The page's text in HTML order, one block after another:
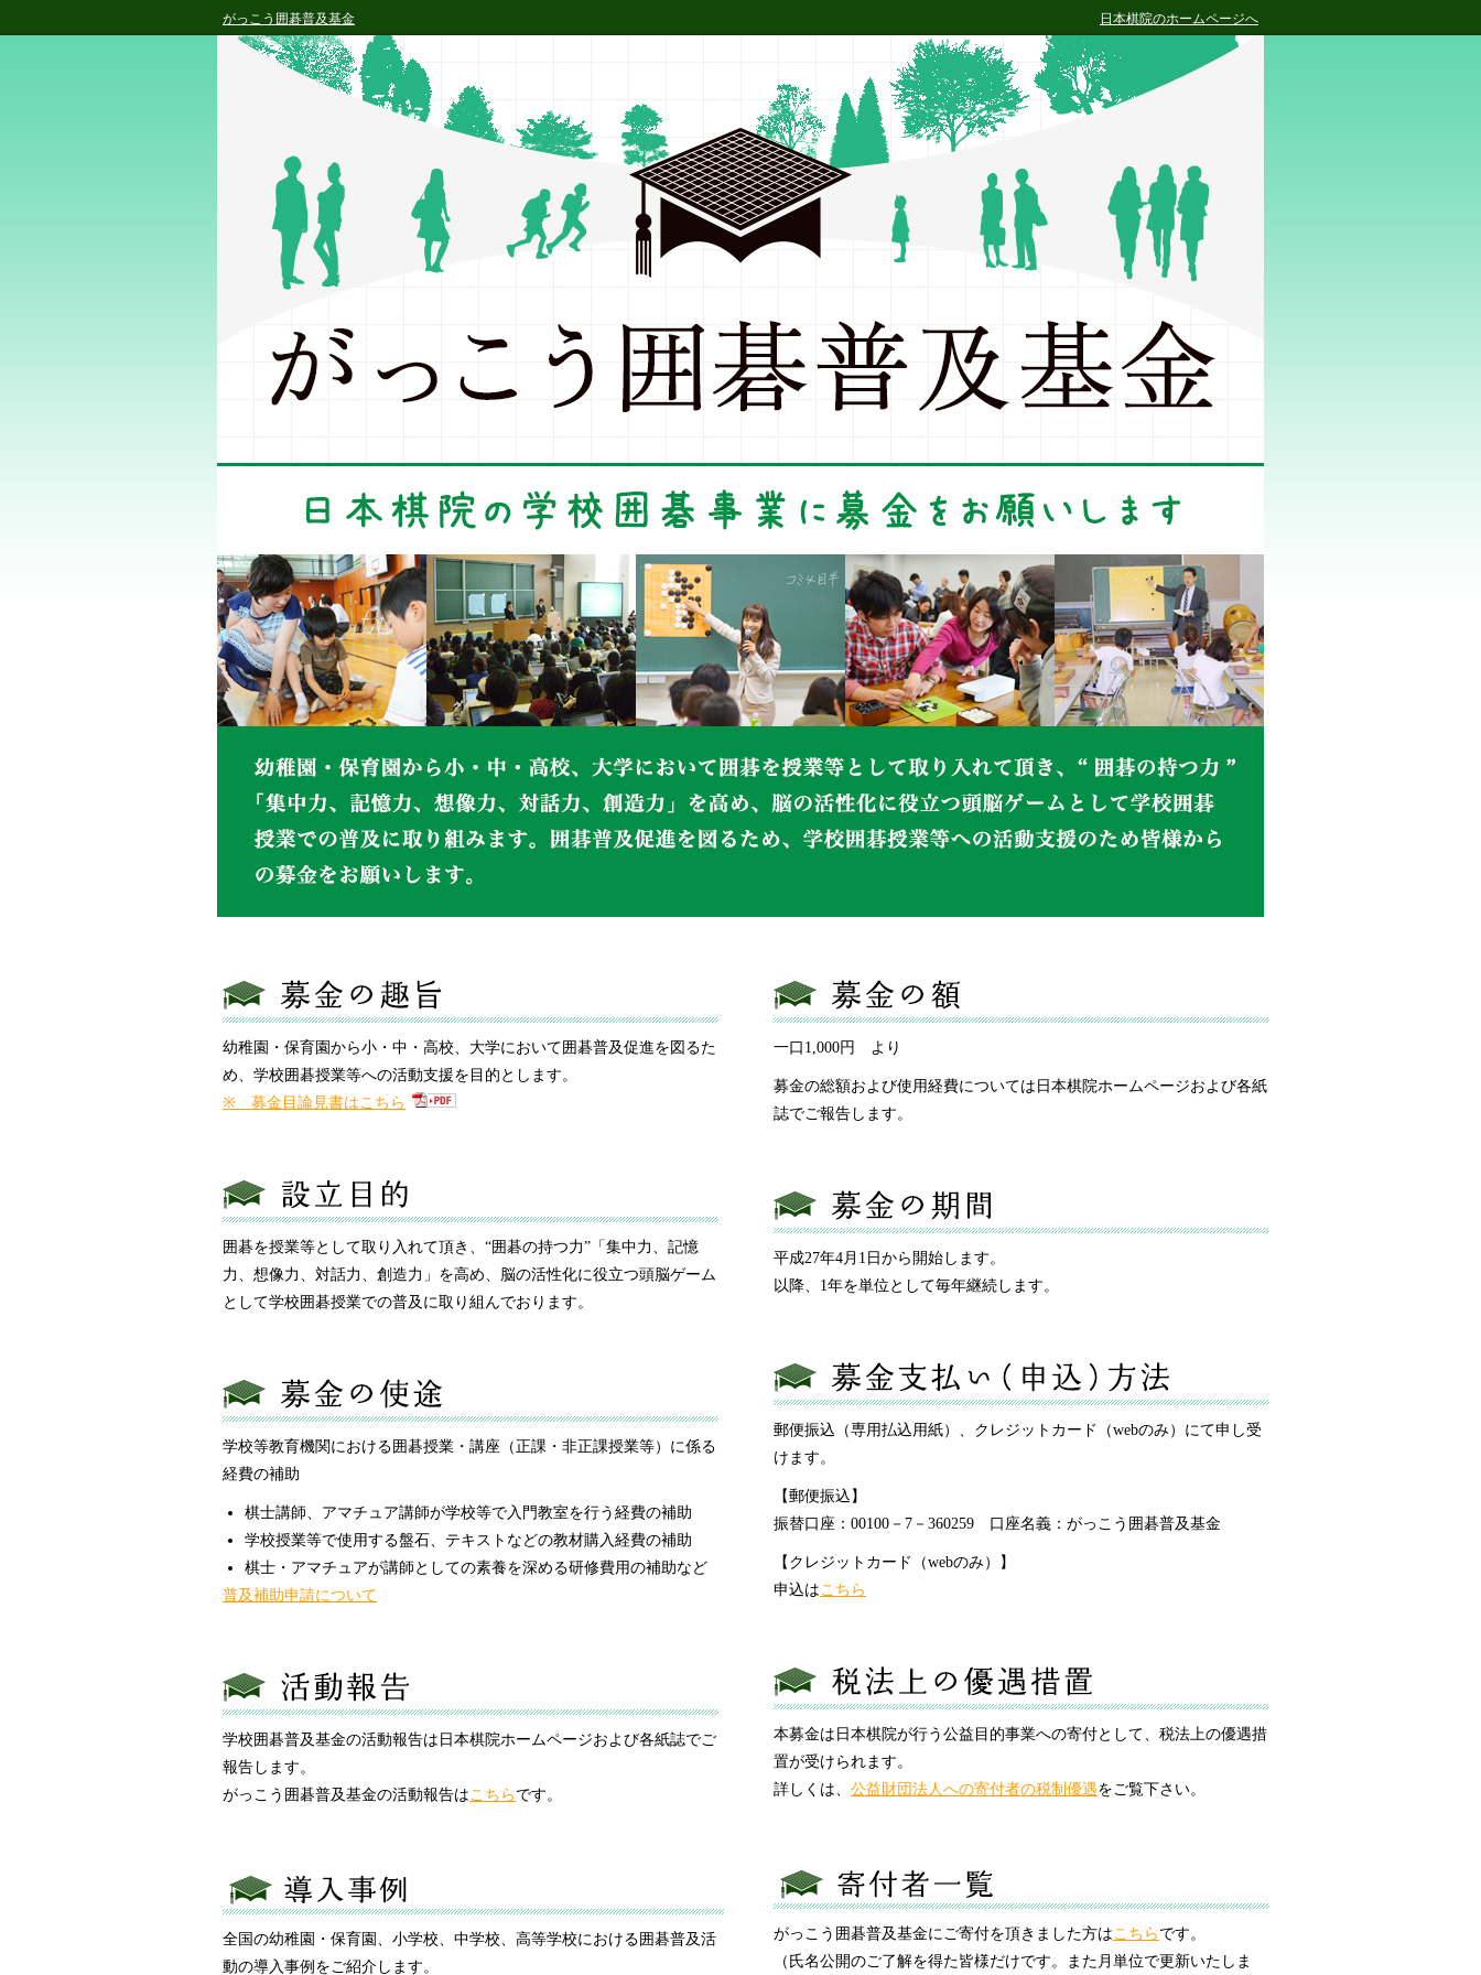
がっこう囲碁普及基金 日本棋院のホームページへ
幼稚園・保育園から小・中・高校、大学において囲碁普及促進を図るた
め、学校囲碁授業等への活動支援を目的とします。
※ 募金目論見書はこちら
囲碁を授業等として取り入れて頂き、“囲碁の持つ力”「集中力、記憶
力、想像力、対話力、創造力」を高め、脳の活性化に役立つ頭脳ゲーム
として学校囲碁授業での普及に取り組んでおります。
学校等教育機関における囲碁授業・講座（正課・非正課授業等）に係る
経費の補助
棋士講師、アマチュア講師が学校等で入門教室を行う経費の補助
学校授業等で使用する盤石、テキストなどの教材購入経費の補助
棋士・アマチュアが講師としての素養を深める研修費用の補助など
普及補助申請について
学校囲碁普及基金の活動報告は日本棋院ホームページおよび各紙誌でご
報告します。
がっこう囲碁普及基金の活動報告はこちら です。
全国の幼稚園・保育園、小学校、中学校、高等学校における囲碁普及活
動の導入事例をご紹介します。
一口1,000円 より
募金の総額および使用経費については日本棋院ホームページおよび各紙
誌でご報告します。
平成27年4月1日から開始します。
以降、1年を単位として毎年継続します。
郵便振込（専用払込用紙）、クレジットカード（webのみ）にて申し受
けます。
【郵便振込】
振替口座：00100－7－360259 口座名義：がっこう囲碁普及基金
【クレジットカード（webのみ）】
申込はこちら
本募金は日本棋院が行う公益目的事業への寄付として、税法上の優遇措
置が受けられます。
詳しくは、 公益財団法人への寄付者の税制優遇をご覧下さい。
がっこう囲碁普及基金にご寄付を頂きました方はこちら です。
（氏名公開のご了解を得た皆様だけです。また月単位で更新いたしま